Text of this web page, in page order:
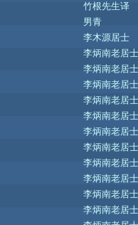
竹根先生译
男青
李木源居士
李炳南老居士
李炳南老居士
李炳南老居士
李炳南老居士
李炳南老居士
李炳南老居士
李炳南老居士
李炳南老居士
李炳南老居士
李炳南老居士
李炳南老居士